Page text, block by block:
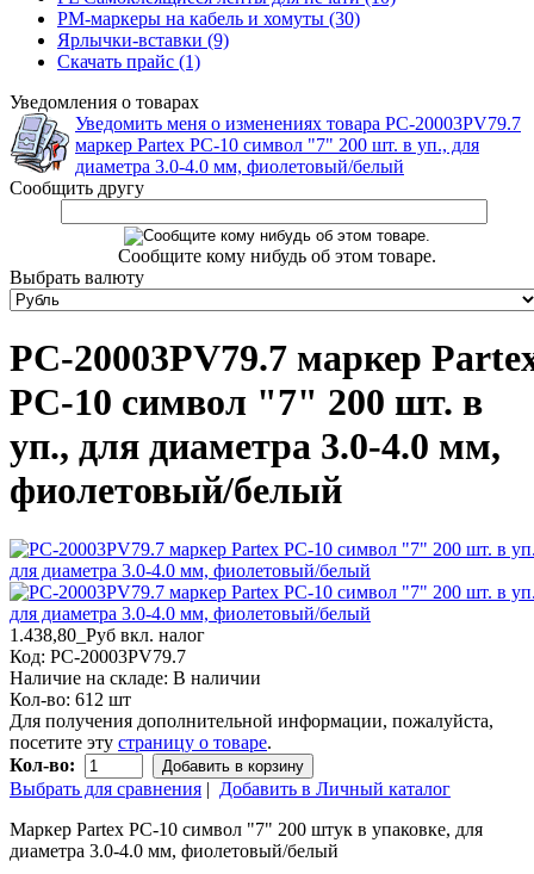
PM-маркеры на кабель и хомуты (30)
Ярлычки-вставки (9)
Скачать прайс (1)
Уведомления о товарах
Уведомить меня о изменениях товара PC-20003PV79.7
маркер Partex PC-10 символ "7" 200 шт. в уп., для
диаметра 3.0-4.0 мм, фиолетовый/белый
Сообщить другу
Сообщите кому нибудь об этом товаре.
Выбрать валюту
PC-20003PV79.7 маркер
PC-10 символ "7" 200 шт. в
уп., для диаметра 3.0-4.0 мм,
фиолетовый/белый
1.438,80_Руб вкл. налог
Код: PC-20003PV79.7
Наличие на складе: В наличии
Кол-во: 612 шт
Для получения дополнительной информации, пожалуйста,
посетите эту страницу о товаре.
Кол-во:
Добавить в корзину
Выбрать для сравнения | Добавить в Личный каталог
Маркер Partex PC-10 символ "7" 200 штук в упаковке, для
диаметра 3.0-4.0 мм, фиолетовый/белый